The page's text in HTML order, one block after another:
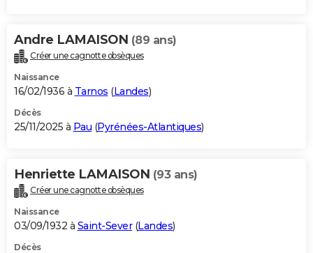
Andre LAMAISON (89 ans)
Créer une cagnotte obsèques
Naissance
16/02/1936 à Tarnos (Landes)
Décès
25/11/2025 à Pau (Pyrénées-Atlantiques)
Henriette LAMAISON (93 ans)
Créer une cagnotte obsèques
Naissance
03/09/1932 à Saint-Sever(Landes)
Décès